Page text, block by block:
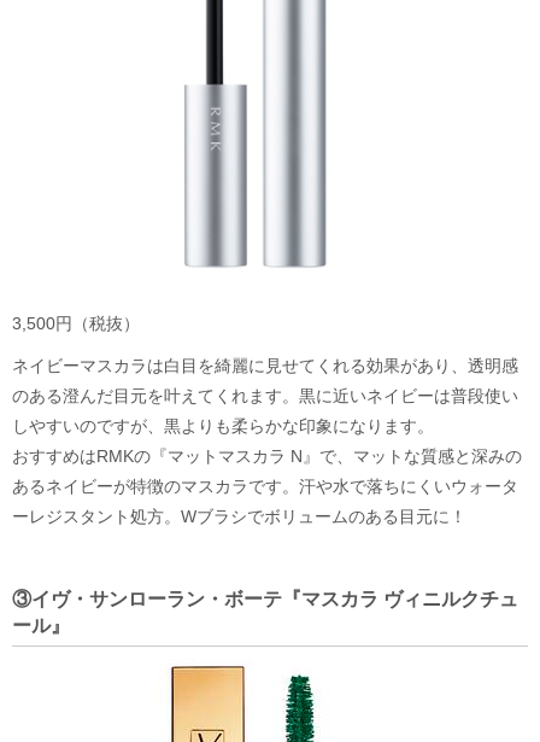
3,500円（税抜）
ネイビーマスカラは白目を綺麗に見せてくれる効果があり、透明感
のある澄んだ目元を叶えてくれます。黒に近いネイビーは普段使い
しやすいのですが、黒よりも柔らかな印象になります。
おすすめはRMKの『マットマスカラ N』で、マットな質感と深みの
あるネイビーが特徴のマスカラです。汗や水で落ちにくいウォータ
ーレジスタント処方。Wブラシでボリュームのある目元に！
③イヴ・サンローラン・ボーテ『マスカラ ヴィニルクチュ
ール』